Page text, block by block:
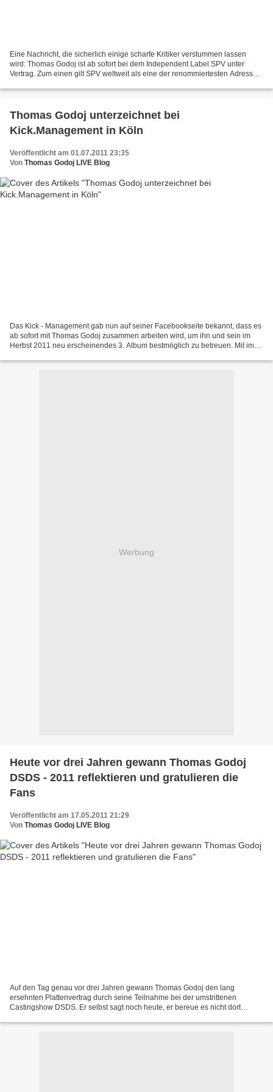
Eine Nachricht, die sicherlich einige scharfe Kritiker verstummen lassen
wird: Thomas Godoj ist ab sofort bei dem Independent Label SPV unter
Vertrag. Zum einen gilt SPV weltweit als eine der renommiertesten Adressen
Thomas Godoj unterzeichnet bei
Kick.Management in Köln
Veröffentlicht am 01.07.2011 23:35
Von Thomas Godoj LIVE Blog
Das Kick - Management gab nun auf seiner Facebookseite bekannt, dass es
ab sofort mit Thomas Godoj zusammen arbeiten wird, um ihn und sein im
Herbst 2011 neu erscheinendes 3. Album bestmöglich zu betreuen. Mit im
Werbung
Heute vor drei Jahren gewann Thomas Godoj
DSDS - 2011 reflektieren und gratulieren die
Fans
Veröffentlicht am 17.05.2011 21:29
Von Thomas Godoj LIVE Blog
Auf den Tag genau vor drei Jahren gewann Thomas Godoj den lang
ersehnten Plattenvertrag durch seine Teilnahme bei der umstrittenen
Castingshow DSDS. Er selbst sagt noch heute, er bereue es nicht dort